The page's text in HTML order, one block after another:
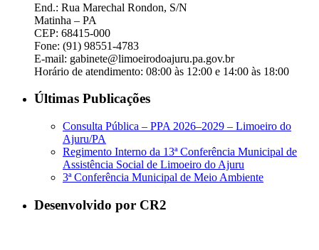
End.: Rua Marechal Rondon, S/N
Matinha – PA
CEP: 68415-000
Fone: (91) 98551-4783
E-mail: gabinete@limoeirodoajuru.pa.gov.br
Horário de atendimento: 08:00 às 12:00 e 14:00 às 18:00
Últimas Publicações
Consulta Pública – PPA 2026–2029 – Limoeiro do
Ajuru/PA
Regimento Interno da 13ª Conferência Municipal de
Assistência Social de Limoeiro do Ajuru
3ª Conferência Municipal de Meio Ambiente
Desenvolvido por CR2